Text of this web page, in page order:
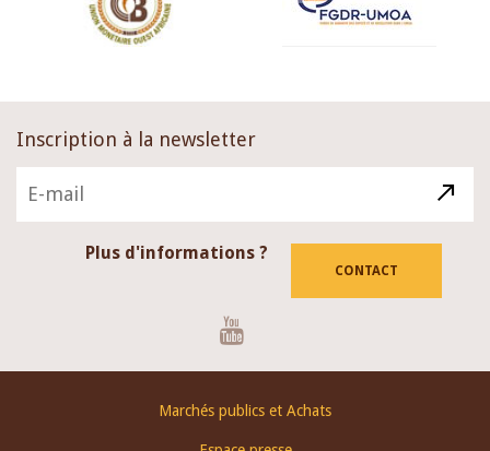
Inscription à la newsletter
Plus d'informations ?
CONTACT
Marchés publics et Achats